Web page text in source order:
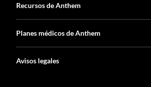
Recursos de Anthem
Planes médicos de Anthem
Avisos legales